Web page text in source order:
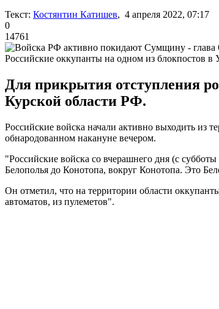
Текст: Костянтин Катишев, 4 апреля 2022, 07:17
0
14761
Российские оккупанты на одном из блокпостов в
Для прикрытия отступления
Курской области РФ.
Российские войска начали активно выходить
обнародованном накануне вечером.
"Российские войска со вчерашнего дня (с
Белополья до Конотопа, вокруг Конотопа. Это
Он отметил, что на территории области
автоматов, из пулеметов".